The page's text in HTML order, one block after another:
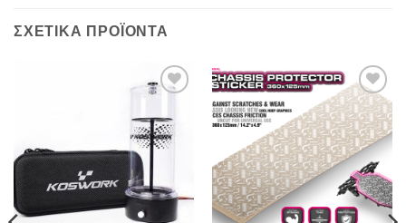
ΣΧΕΤΙΚΆ ΠΡΟΪΌΝΤΑ
στην λίστα
επιθυμιών
Πρόσθήκη
στην λίστα
επιθυμιών